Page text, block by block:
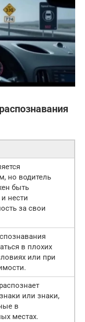
но водитель
быть
нести
за свои
в плохих
или при
или знаки,
в
местах.